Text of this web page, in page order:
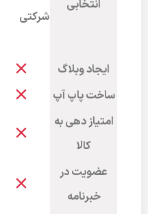
انتخابی
شرکتی
ایجاد وبلاگ
ساخت پاپ آپ
امتیاز دهی به
کالا
عضویت در
خبرنامه